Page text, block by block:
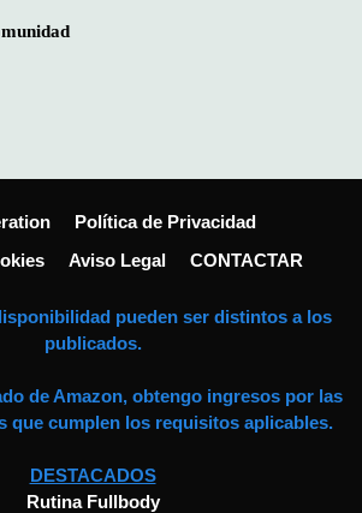
Política de Privacidad
Aviso Legal CONTACTAR
pueden ser distintos a los
publicados.
de Amazon, obtengo ingresos por las
que cumplen los requisitos aplicables.
DESTACADOS
Rutina Fullbody